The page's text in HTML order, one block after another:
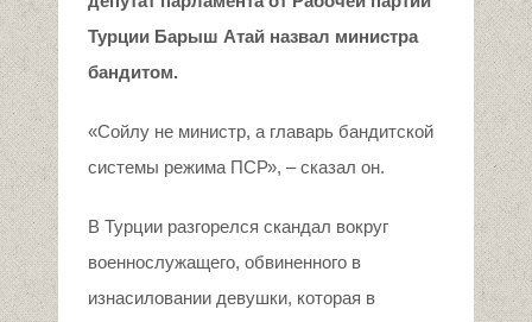
Турции Барыш Атай назвал министра
бандитом.
«Сойлу не министр, а главарь бандитской
системы режима ПСР», – сказал он.
В Турции разгорелся скандал вокруг
военнослужащего, обвиненного в
изнасиловании девушки, которая в